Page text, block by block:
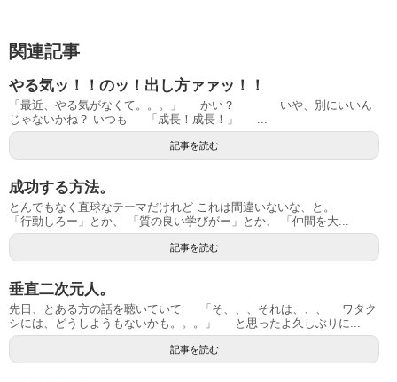
関連記事
やる気ッ！！のッ！出し方ァァッ！！
「最近、やる気がなくて。。。」 かい？ いや、別にいいん
じゃないかね？ いつも 「成長！成長！」 ...
記事を読む
成功する方法。
とんでもなく直球なテーマだけれど これは間違いないな、と。
「行動しろー」とか、 「質の良い学びがー」とか、 「仲間を大...
記事を読む
垂直二次元人。
先日、とある方の話を聴いていて 「そ、、、それは、、、 ワタク
シには、どうしようもないかも。。。」 と思ったよ久しぶりに...
記事を読む